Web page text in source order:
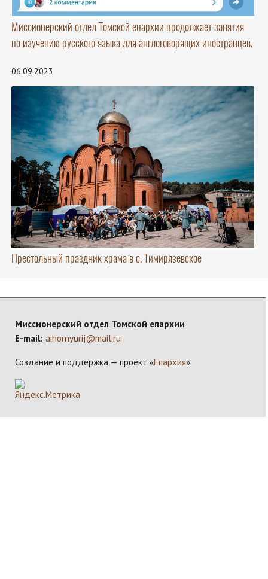
Миссионерский отдел Томской епархии продолжает занятия
по изучению русского языка для англоговорящих иностранцев.
06.09.2023
Престольный праздник храма в с. Тимирязевское
Миссионерский отдел Томской епархии
E-mail: aihornyurij@mail.ru
Создание и поддержка — проект «Епархия»